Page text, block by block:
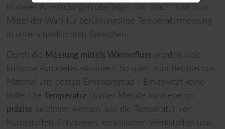
in vielen Anwendungen überlegen und macht lune zum
Mittel der Wahl für berührungslose Temperaturmessung
in unterschiedlichsten Bereichen.
Durch die Messung mittels Wärmefluss werden viele,
kritische Parameter eliminiert. So spielt zum Beispiel das
Material und dessen Emissionsgrad / Emissivität keine
Rolle. Die
Temperatur blanker Metalle kann ebenso
präzise bestimmt werden, wie die Temperatur von
Kunststoffen, Polymeren, keramischen Werkstoffen usw.